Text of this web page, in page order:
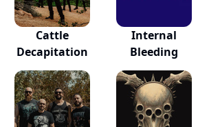
Cattle
Decapitation
Internal
Bleeding